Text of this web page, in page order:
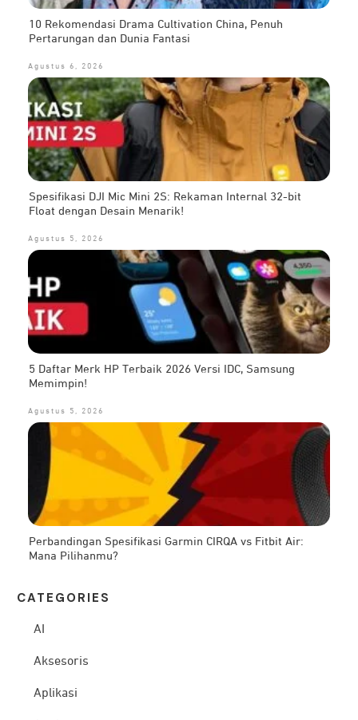
10 Rekomendasi Drama Cultivation China, Penuh
Pertarungan dan Dunia Fantasi
Agustus 6, 2026
Spesifikasi DJI Mic Mini 2S: Rekaman Internal 32-bit
Float dengan Desain Menarik!
Agustus 5, 2026
5 Daftar Merk HP Terbaik 2026 Versi IDC, Samsung
Memimpin!
Agustus 5, 2026
Perbandingan Spesifikasi Garmin CIRQA vs Fitbit Air:
Mana Pilihanmu?
CATEG ORIES
AI
Aksesoris
Aplikasi